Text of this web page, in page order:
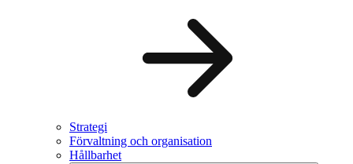
Strategi
Förvaltning och organisation
Hållbarhet